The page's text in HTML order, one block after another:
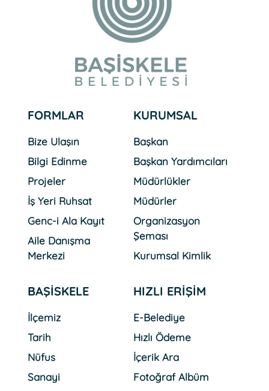
31 Temmuz 2026 Cuma
Başiskele Pastacılık
Akademisi Ülke TV
31 Temmuz 2026 Cuma
Güldüren Ziyaretler
30 Temmuz 2026 Perşembe
Başiskele´nin 4.Yöresel
Kültür Festivali Başlıyor
06 Ağustos 2026 Perşembe
Başiskele´de Değerler
FORMLAR
Bize Ulaşın
Bilgi Edinme
Projeler
İş Yeri Ruhsat
Genc-i Ala Kayıt
Aile Danışma
Merkezi
KURUMSAL
Başkan
Başkan Yardımcıları
Müdürlükler
Müdürler
Organizasyon
Şeması
Kurumsal Kimlik
BAŞİSKELE
İlçemiz
Tarih
Nüfus
Sanayi
HIZLI ERİŞİM
E-Belediye
Hızlı Ödeme
İçerik Ara
Fotoğraf Albüm